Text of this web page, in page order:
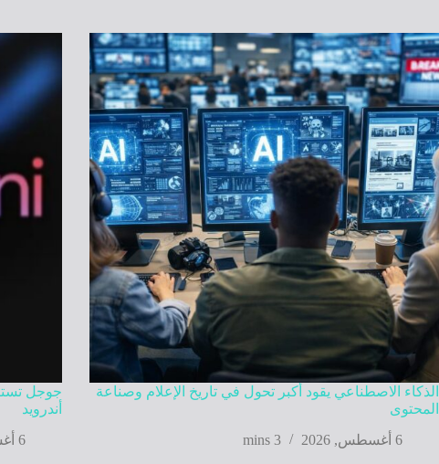
الذكاء الاصطناعي يقود أكبر تحول في تاريخ الإعلام وصناعة
المحتوى
6 أغسطس, 2026
3 mins
أندرويد
6 أغسطس, 2026